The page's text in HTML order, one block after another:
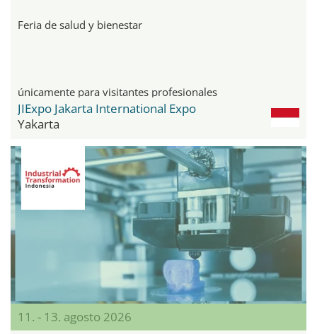
Feria de salud y bienestar
únicamente para visitantes profesionales
JIExpo Jakarta International Expo
Yakarta
11. - 13. agosto 2026